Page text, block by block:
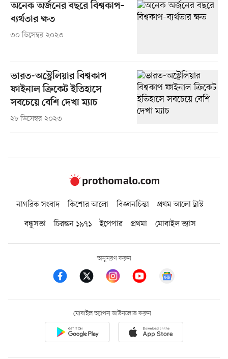
অনেক অর্জনের বছরে বিশ্বকাপ–
ব্যর্থতার ক্ষত
৩০ ডিসেম্বর ২০২৩
ভারত-অস্ট্রেলিয়ার বিশ্বকাপ
ফাইনাল ক্রিকেট ইতিহাসে
সবচেয়ে বেশি দেখা ম্যাচ
২৮ ডিসেম্বর ২০২৩
নাগরিক সংবাদ কিশোর আলো বিজ্ঞানচিন্তা
প্রথম আলো ট্রাস্ট
বন্ধুসভা
চিরন্তন ১৯৭১ ইপেপার প্রথমা মোবাইল ভ্যাস
অনুসরণ করুন
মোবাইল অ্যাপস ডাউনলোড করুন